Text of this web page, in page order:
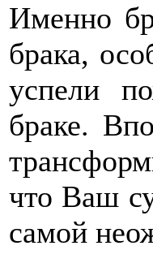
Именно
брака,
успели
браке.
что Ваш
самой